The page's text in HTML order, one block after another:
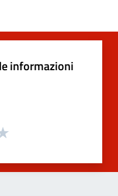
informazioni